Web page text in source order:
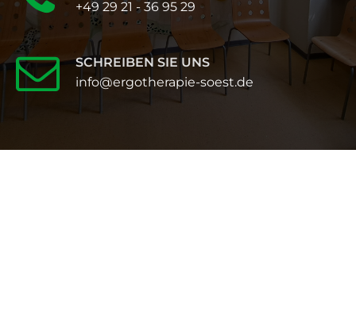
+49 29 21 - 36 95 29
SCHREIBEN SIE UNS
info@ergotherapie-soest.de